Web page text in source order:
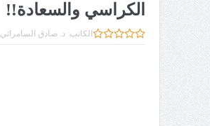
الكراسي والسعادة!!
الكاتب:د. صادق السامرائي